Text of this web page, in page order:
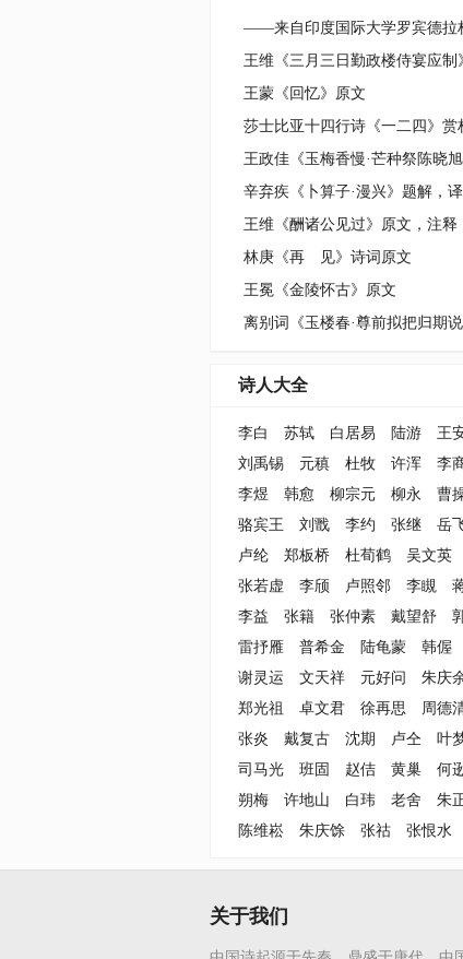
王维《三月三日勤政楼侍宴应制
王蒙《回忆》原文
莎士比亚十四行诗《一二四》赏
王政佳《玉梅香慢·芒种祭陈晓
辛弃疾《卜算子·漫兴》题解，
王维《酬诸公见过》原文，注释
林庚《再 见》诗词原文
王冕《金陵怀古》原文
诗人大全
李白 苏轼 白居易 陆游 王
刘禹锡
元稹 杜牧 许浑 李
李煜
韩愈 柳宗元 柳永 曹
骆宾王
刘戬 李约 张继 岳
卢纶
郑板桥 杜荀鹤 吴文英
张若虚
李颀 卢照邻 李瞡
李益
张籍 张仲素 戴望舒
雷抒雁
普希金 陆龟蒙 韩偓
谢灵运
文天祥 元好问 朱庆
郑光祖
卓文君 徐再思 周德
张炎
戴复古 沈期 卢仝 叶
司马光
班固 赵佶 黄巢 何
朔梅
许地山 白玮 老舍 朱
陈维崧
朱庆馀 张祜 张恨水
关于我们